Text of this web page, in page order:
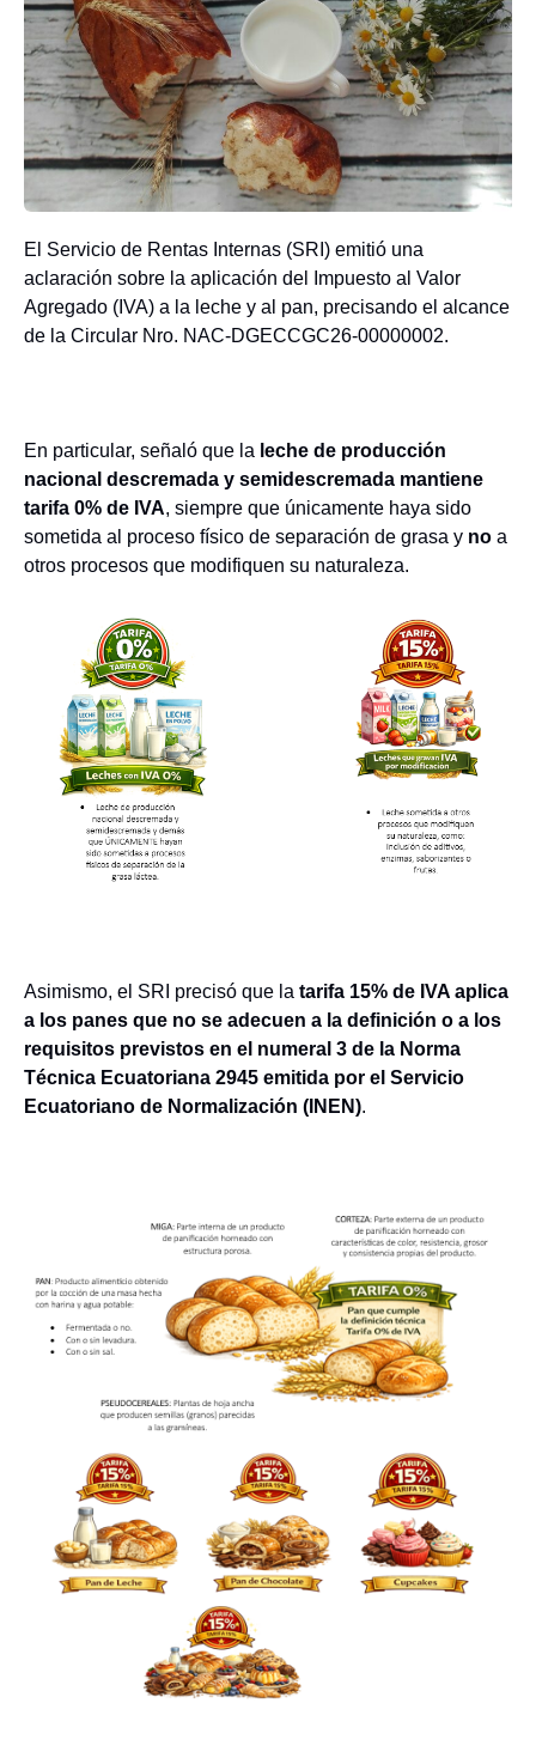
El Servicio de Rentas Internas (SRI) emitió una
aclaración sobre la aplicación del Impuesto al Valor
Agregado (IVA) a la leche y al pan, precisando el alcance
de la Circular Nro. NAC-DGECCGC26-00000002.
En particular, señaló que la leche de producción
nacional descremada y semidescremada mantiene
tarifa 0% de IVA, siempre que únicamente haya sido
sometida al proceso físico de separación de grasa y no a
otros procesos que modifiquen su naturaleza.
Asimismo, el SRI precisó que la tarifa 15% de IVA aplica
a los panes que no se adecuen a la definición o a los
requisitos previstos en el numeral 3 de la Norma
Técnica Ecuatoriana 2945 emitida por el Servicio
Ecuatoriano de Normalización (INEN).